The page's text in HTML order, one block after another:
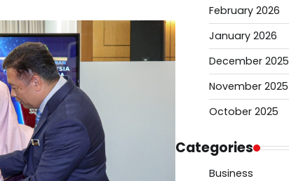
February 2026
January 2026
December 2025
November 2025
October 2025
Categories
Business